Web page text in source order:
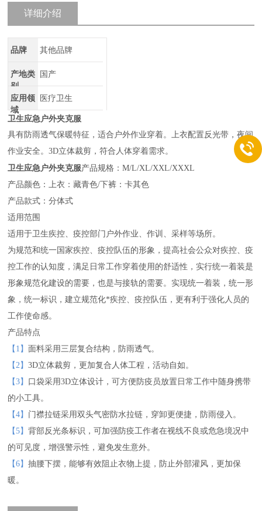
详细介绍
品牌 其他品牌
产地类
别
国产
应用领
域
医疗卫生
卫生应急户外夹克服
具有防雨透气保暖特征，适合户外作业穿着。上衣配置反光带，夜间
作业安全。3D立体裁剪，符合人体穿着需求。
卫生应急户外夹克服产品规格：M/L/XL/XXL/XXXL
产品颜色：上衣：藏青色/下裤：卡其色
产品款式：分体式
适用范围
适用于卫生疾控、疫控部门户外作业、作训、采样等场所。
为规范和统一国家疾控、疫控队伍的形象，提高社会公众对疾控、疫
控工作的认知度，满足日常工作穿着使用的舒适性，实行统一着装是
形象规范化建设的需要，也是与接轨的需要。实现统一着装，统一形
象，统一标识，建立规范化*疾控、疫控队伍，更有利于强化人员的
工作使命感。
产品特点
【1】 面料采用三层复合结构，防雨透气。
【2】3D立体裁剪，更加复合人体工程，活动自如。
【3】
口袋采用3D立体设计，可方便防疫员放置日常工作中随身携带
的小工具。
【4】 门襟拉链采用双头气密防水拉链，穿卸更便捷，防雨侵入。
【5】背部反光条标识，可加强防疫工作者在视线不良或危急境况中
的可见度，增强警示性，避免发生意外。
【6】抽腰下摆，能够有效阻止衣物上提，防止外部灌风，更加保
暖。